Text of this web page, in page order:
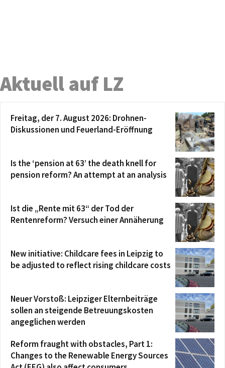
Aktuell auf LZ
Freitag, der 7. August 2026: Drohnen-
Diskussionen und Feuerland-Eröffnung
Is the ‘pension at 63’ the death knell for
pension reform? An attempt at an analysis
Ist die „Rente mit 63“ der Tod der
Rentenreform? Versuch einer Annäherung
New initiative: Childcare fees in Leipzig to
be adjusted to reflect rising childcare costs
Neuer Vorstoß: Leipziger Elternbeiträge
sollen an steigende Betreuungskosten
angeglichen werden
Reform fraught with obstacles, Part 1:
Changes to the Renewable Energy Sources